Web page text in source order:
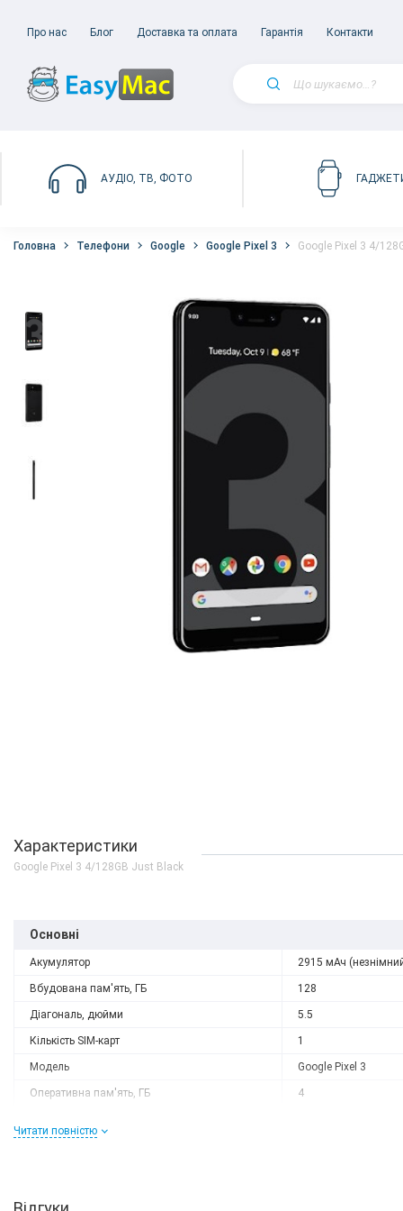
Про нас Блог Доставка та оплата Гарантія Контакти
АУДІО, ТВ, ФОТО
Головна Телефони Google Google Pixel 3 Google Pixel 3 4/
Характеристики
Google Pixel 3 4/128GB Just Black
Основні
Акумулятор 2915 мАч
Вбудована пам'ять, ГБ 128
Діагональ, дюйми 5.5
Кількість SIM-карт 1
Модель Google Pixel 3
Оперативна пам'ять, ГБ 4
Читати повністю